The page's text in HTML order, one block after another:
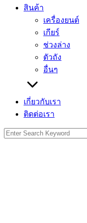
สินค้า
เครื่องยนต์
เกียร์
ช่วงล่าง
ตัวถัง
อื่นๆ
เกี่ยวกับเรา
ติดต่อเรา
Search
for: